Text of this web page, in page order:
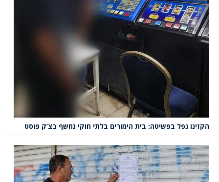
הקזינו נפל בפשיטה: בית הימורים בלתי חוקי נחשף בצ’ק פוסט